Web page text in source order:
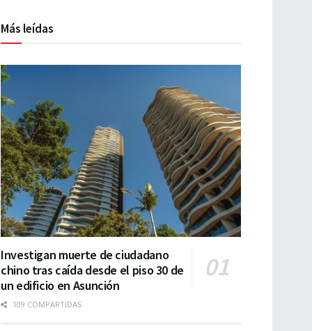
Más leídas
Investigan muerte de ciudadano
chino tras caída desde el piso 30 de
un edificio en Asunción
109 COMPARTIDAS